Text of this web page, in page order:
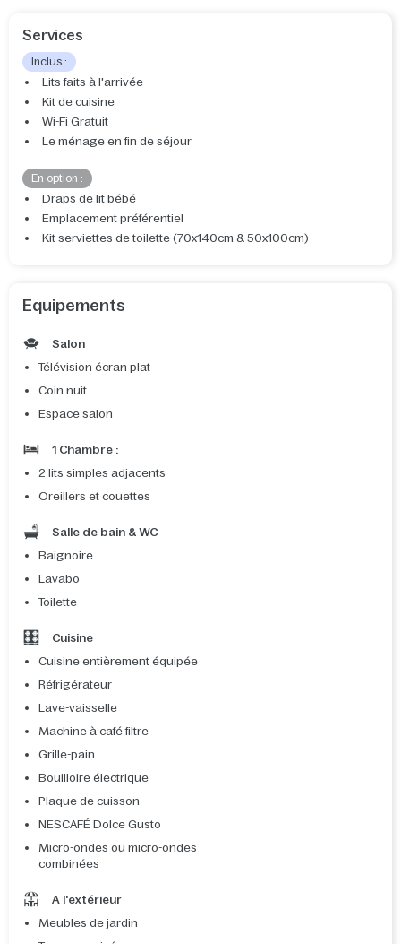
Services
Inclus :
Lits faits à l'arrivée
Kit de cuisine
Wi-Fi Gratuit
Le ménage en fin de séjour
En option :
Draps de lit bébé
Emplacement préférentiel
Kit serviettes de toilette (70x140cm & 50x100cm)
Equipements
Salon
Télévision écran plat
Coin nuit
Espace salon
1 Chambre :
2 lits simples adjacents
Oreillers et couettes
Salle de bain & WC
Baignoire
Lavabo
Toilette
Cuisine
Cuisine entièrement équipée
Réfrigérateur
Lave-vaisselle
Machine à café filtre
Grille-pain
Bouilloire électrique
Plaque de cuisson
NESCAFÉ Dolce Gusto
Micro-ondes ou micro-ondes
combinées
A l'extérieur
Meubles de jardin